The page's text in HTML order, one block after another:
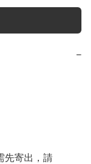
−
先寄出，請